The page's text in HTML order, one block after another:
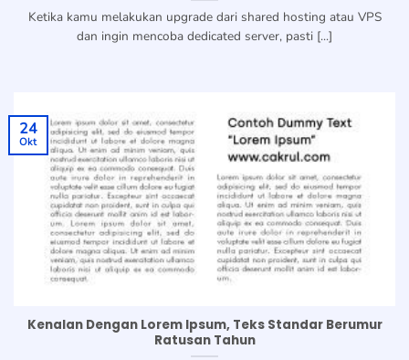
Ketika kamu melakukan upgrade dari shared hosting atau VPS
dan ingin mencoba dedicated server, pasti [...]
Kenalan Dengan Lorem Ipsum, Teks Standar Berumur
Ratusan Tahun
24
Okt